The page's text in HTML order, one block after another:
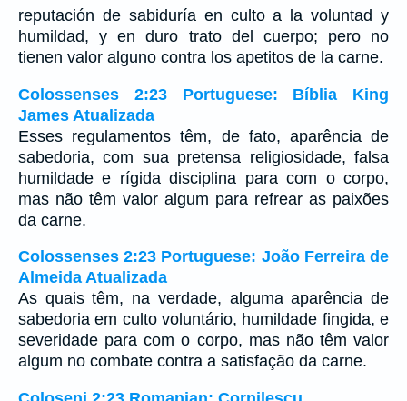
reputación de sabiduría en culto a la voluntad y
humildad, y en duro trato del cuerpo; pero no
tienen valor alguno contra los apetitos de la carne.
Colossenses 2:23 Portuguese: Bíblia King
James Atualizada
Esses regulamentos têm, de fato, aparência de
sabedoria, com sua pretensa religiosidade, falsa
humildade e rígida disciplina para com o corpo,
mas não têm valor algum para refrear as paixões
da carne.
Colossenses 2:23 Portuguese: João Ferreira de
Almeida Atualizada
As quais têm, na verdade, alguma aparência de
sabedoria em culto voluntário, humildade fingida, e
severidade para com o corpo, mas não têm valor
algum no combate contra a satisfação da carne.